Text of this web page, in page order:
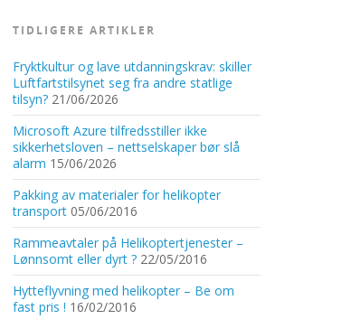
TIDLIGERE ARTIKLER
Fryktkultur og lave utdanningskrav: skiller
Luftfartstilsynet seg fra andre statlige
tilsyn? 21/06/2026
Microsoft Azure tilfredsstiller ikke
sikkerhetsloven – nettselskaper bør slå
alarm 15/06/2026
Pakking av materialer for helikopter
transport 05/06/2016
Rammeavtaler på Helikoptertjenester –
Lønnsomt eller dyrt ? 22/05/2016
Hytteflyvning med helikopter – Be om
fast pris ! 16/02/2016